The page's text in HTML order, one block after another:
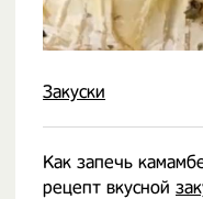
Закуски
Как запечь
рецепт вкусной